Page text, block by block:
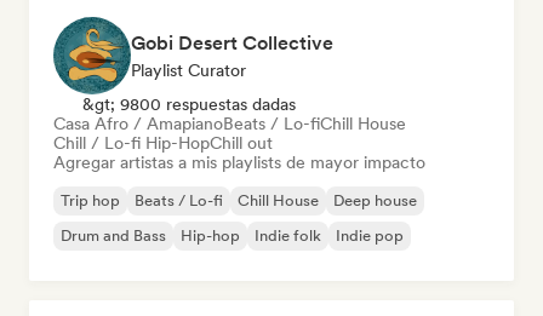
Gobi Desert Collective
Playlist Curator
&gt; 9800 respuestas dadas
Casa Afro / AmapianoBeats / Lo-fiChill House
Chill / Lo-fi Hip-HopChill out
Agregar artistas a mis playlists de mayor impacto
Trip hop Beats / Lo-fi Chill House
Deep house
Drum and Bass
Hip-hop Indie folk Indie pop